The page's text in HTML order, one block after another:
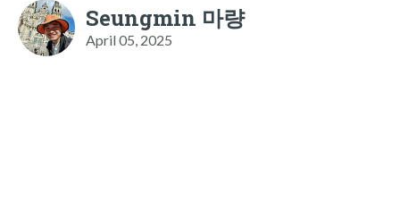
Seungmin 마량
April 05, 2025